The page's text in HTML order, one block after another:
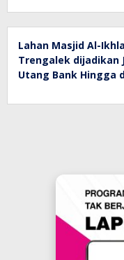
Lahan Masjid Al-
Trengalek dijadikan
Utang Bank Hingga